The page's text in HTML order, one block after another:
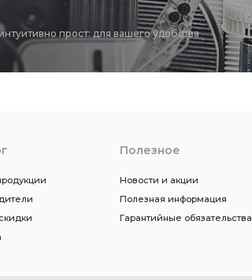
прост: для вашего удобства
Полезное
Новости и акции
Полезная информация
Гарантийные обязательства